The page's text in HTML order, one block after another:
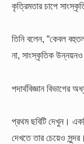
কৃত্রিমতার চাপে
তিনি বলেন, “কেবল
না, সাংস্কৃতিক উন্নয়নও
পদার্থবিজ্ঞান বিভাগের
প্রথম ছবিটি দেখুন।
দেখতে তার চেয়েও